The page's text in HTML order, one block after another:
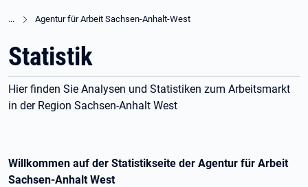
Agentur für Arbeit Sachsen-Anhalt-West
Statistik
Hier finden Sie Analysen und Statistiken zum Arbeitsmarkt
in der Region Sachsen-Anhalt West
Willkommen auf der Statistikseite der Agentur für Arbeit
Sachsen-Anhalt West